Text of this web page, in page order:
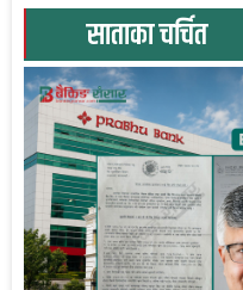
साताका चर्चित